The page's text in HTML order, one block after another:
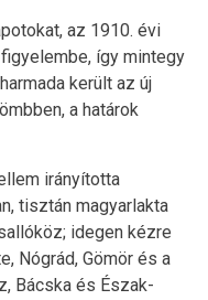
az 1910. évi
így mintegy
került az új
a határok
irányította
tisztán magyarlakta
idegen kézre
Nógrád, Gömör és a
Bácska és Észak-